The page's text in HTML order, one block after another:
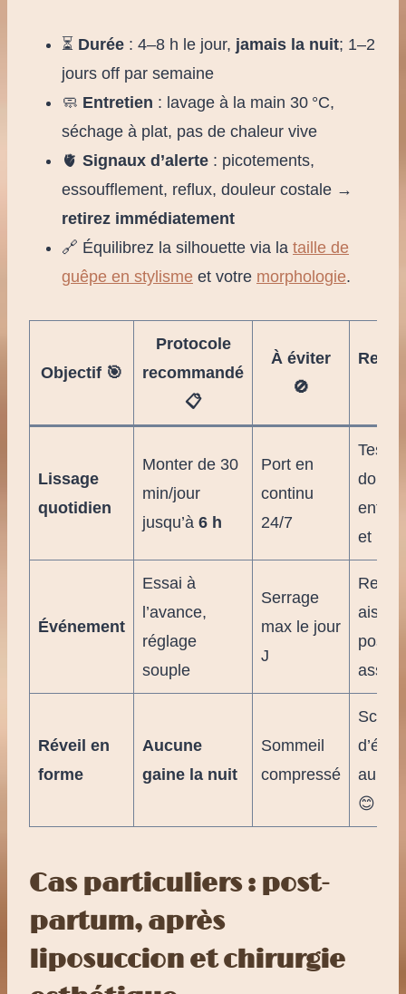
⏳ Durée : 4–8 h le jour, jamais la nuit; 1–2
jours off par semaine
🧼 Entretien : lavage à la main 30 °C,
séchage à plat, pas de chaleur vive
🫀 Signaux d’alerte : picotements,
essoufflement, reflux, douleur costale →
retirez immédiatement
🔗 Équilibrez la silhouette via la taille de
guêpe en stylisme et votre morphologie.
Objectif 🎯
Protocole
recommandé
📋
À éviter
🚫
Lissage
quotidien
Monter de 30
min/jour
jusqu’à 6 h
Port en
continu
24/7
Test “2
doigts”
entre
et
Événement
Essai à
l’avance,
réglage
souple
Serrage
max le jour
J
aisée
assise
Réveil en
forme
Aucune
gaine la nuit
Sommeil
compressé
Score
au
😊
Cas particuliers : post-
partum, après
liposuccion et chirurgie